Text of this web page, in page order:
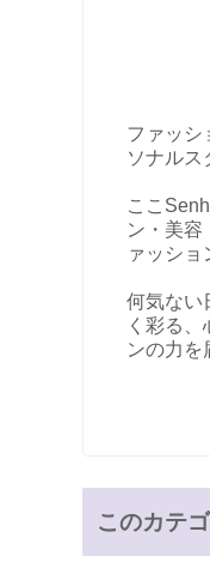
ファッシ
ソナルス
ここ
ン・美容
ァッショ
何気ない
く彩る
ンの力を
このカテ